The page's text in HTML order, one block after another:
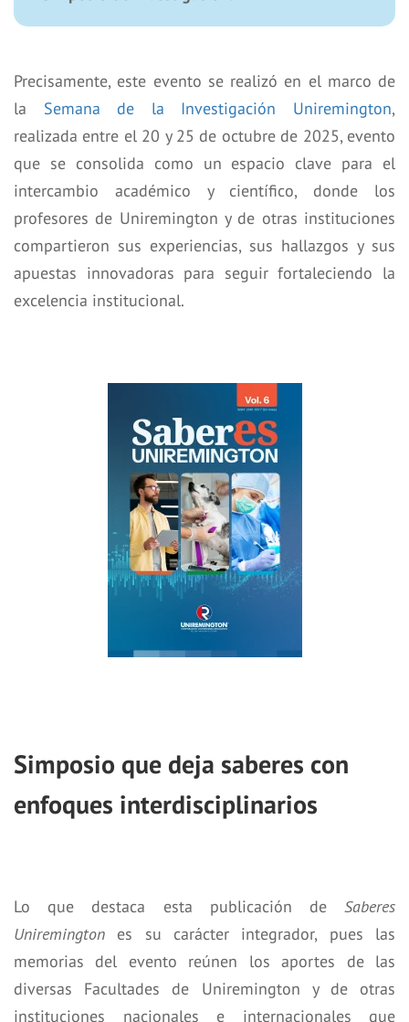
Precisamente, este evento se realizó en el marco de
la Semana de la Investigación Uniremington,
realizada entre el 20 y 25 de octubre de 2025, evento
que se consolida como un espacio clave para el
intercambio académico y científico, donde los
profesores de Uniremington y de otras instituciones
compartieron sus experiencias, sus hallazgos y sus
apuestas innovadoras para seguir fortaleciendo la
excelencia institucional.
Simposio que deja saberes con
enfoques interdisciplinarios
Lo que destaca esta publicación de Saberes
Uniremington es su carácter integrador, pues las
memorias del evento reúnen los aportes de las
diversas Facultades de Uniremington y de otras
instituciones nacionales e internacionales que